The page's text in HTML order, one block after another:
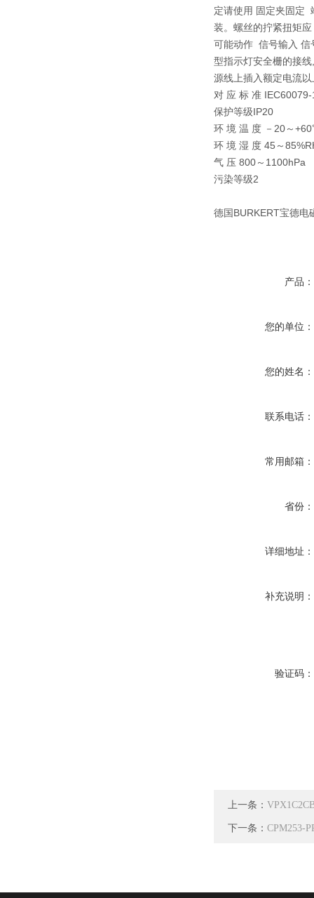
定请使用 固定夹固定
装。螺丝的拧紧扭矩
可能动作 信号输入 信
型指示灯安全栅的接
源线上插入额定电流
对 应 标 准
保护等级IP20
环 境 温 度 －20～
环 境 湿 度 45～
气 压 800～1100hPa
污染等级2
德国BURKERT宝德电
产品：
您的单位：
您的姓名：
联系电话：
常用邮箱：
省份：
详细地址：
补充说明：
验证码：
上一条：
下一条： CPM253-